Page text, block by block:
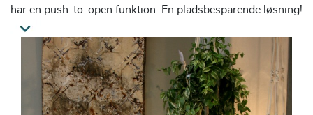
har en push-to-open funktion. En pladsbesparende løsning!